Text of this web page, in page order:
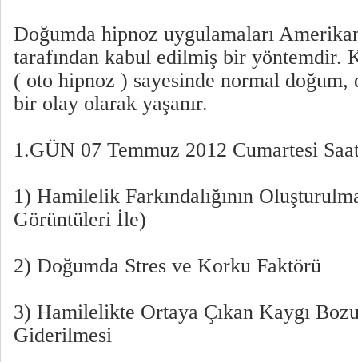
Doğumda hipnoz uygulamaları
tarafından kabul edilmiş bir yöntemdir.
( oto hipnoz ) sayesinde normal doğum,
bir olay olarak yaşanır.
1.GÜN 07 Temmuz 2012 Cumartesi
1) Hamilelik Farkındalığının
Görüntüleri İle)
2) Doğumda Stres ve Korku Faktörü
3) Hamilelikte Ortaya Çıkan Kaygı
Giderilmesi